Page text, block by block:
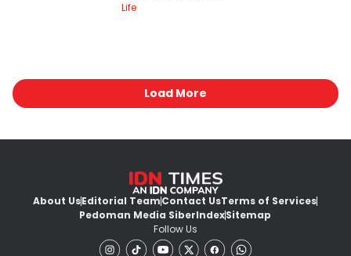
Life
Load More
About UsEditorial TeamContact UsTerms of Services
Pedoman Media SiberIndexSitemap
Follow Us